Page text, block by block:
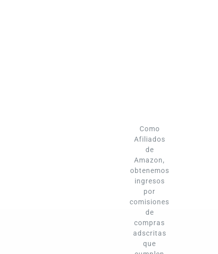
Como
Afiliados
de
Amazon,
obtenemos
ingresos
por
comisiones
de
compras
adscritas
que